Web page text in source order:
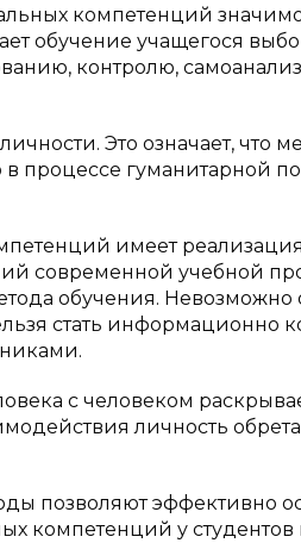
компетенций
обучение учащегося
контролю,
Это означает, что
процессе гуманитарной
имеет реализация
современной учебной
обучения. Невозможно
стать информационно
с человеком
личность
позволяют эффективно
компетенций у